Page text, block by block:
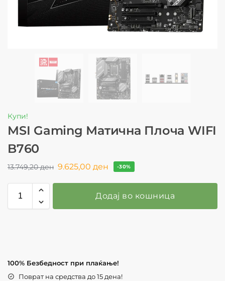
Купи!
MSI Gaming Матична Плоча WIFI
B760
13.749,20ден 9.625,00 ден -30%
Додај во кошница
100% Безбедност при плаќање!
Поврат на средства до 15 дена!